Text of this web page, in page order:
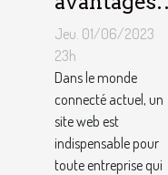
de faire
appel à un
spécialiste
de
conception
de site web
Jeu. 01/06/2023
23h
Dans le monde
connecté actuel, un
site web est
indispensable pour
toute entreprise qui